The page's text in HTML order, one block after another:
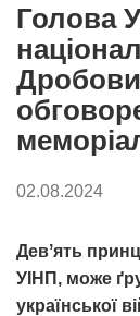
Голова
02.08.2024
Девʼять
УІНП, може
української